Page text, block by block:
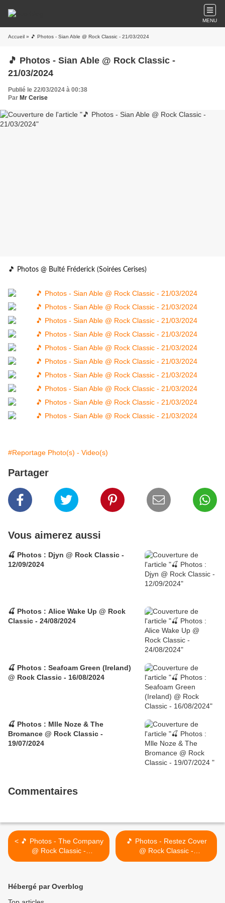
MENU
Accueil » 🎵 Photos - Sian Able @ Rock Classic - 21/03/2024
🎵 Photos - Sian Able @ Rock Classic -
21/03/2024
Publié le 22/03/2024 à 00:38
Par Mr Cerise
🎵 Photos @ Bulté Fréderick (Soirées Cerises)
#Reportage Photo(s) - Video(s)
Partager
Vous aimerez aussi
🍒 Photos : Djyn @ Rock Classic -
12/09/2024
🍒 Photos : Alice Wake Up @ Rock
Classic - 24/08/2024
🍒 Photos : Seafoam Green (Ireland)
@ Rock Classic - 16/08/2024
🍒 Photos : Mlle Noze & The
Bromance @ Rock Classic -
19/07/2024
Commentaires
< 🎵 Photos - The Company
@ Rock Classic -
16/03/2024
🎵 Photos - Restez Cover
@ Rock Classic -
22/03/2024 >
Hébergé par Overblog